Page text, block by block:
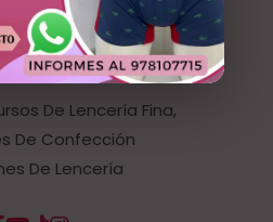
De Lencería Fina,
De Confección
De Lencería